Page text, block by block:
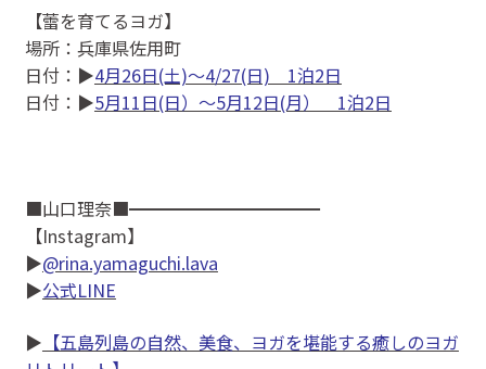
【蕾を育てるヨガ】
場所：兵庫県佐用町
日付：▶4月26日(土)〜4/27(日) 1泊2日
日付：▶5月11日(日）〜5月12日(月） 1泊2日
■山口理奈■━━━━━━━━━━━
【Instagram】
▶@rina.yamaguchi.lava
▶公式LINE
▶ 【五島列島の自然、美食、ヨガを堪能する癒しのヨガ